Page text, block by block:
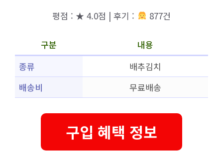
평점 : ★ 4.0점 | 후기 : 877건
구분
내용
종류
배추김치
배송비
무료배송
구입 혜택 정보